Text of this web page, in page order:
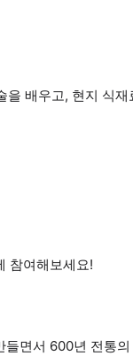
을 배우고, 현지 식재
참여해보세요!
들면서 600년 전통